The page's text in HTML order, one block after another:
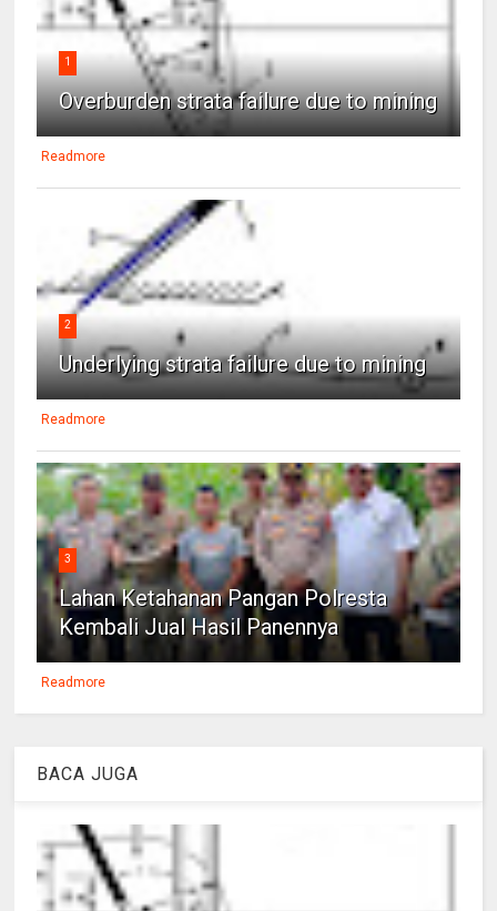
1
Overburden strata failure due to mining
Readmore
2
Underlying strata failure due to mining
Readmore
3
Lahan Ketahanan Pangan Polresta
Kembali Jual Hasil Panennya
Readmore
BACA JUGA